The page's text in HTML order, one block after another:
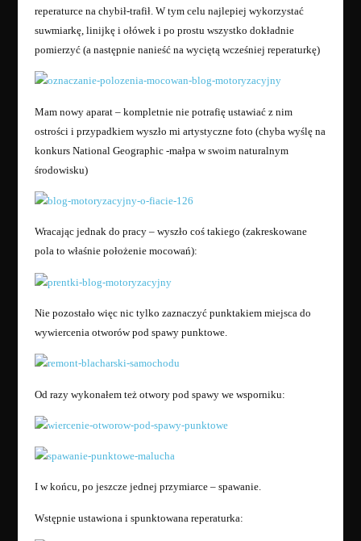
reperaturce na chybił-trafił. W tym celu najlepiej wykorzystać
suwmiarkę, linijkę i ołówek i po prostu wszystko dokładnie
pomierzyć (a następnie nanieść na wyciętą wcześniej reperaturkę)
Mam nowy aparat – kompletnie nie potrafię ustawiać z nim
ostrości i przypadkiem wyszło mi artystyczne foto (chyba wyślę na
konkurs National Geographic -małpa w swoim naturalnym
środowisku)
Wracając jednak do pracy – wyszło coś takiego (zakreskowane
pola to właśnie położenie mocowań):
Nie pozostało więc nic tylko zaznaczyć punktakiem miejsca do
wywiercenia otworów pod spawy punktowe.
Od razy wykonałem też otwory pod spawy we wsporniku:
I w końcu, po jeszcze jednej przymiarce – spawanie.
Wstępnie ustawiona i spunktowana reperaturka: